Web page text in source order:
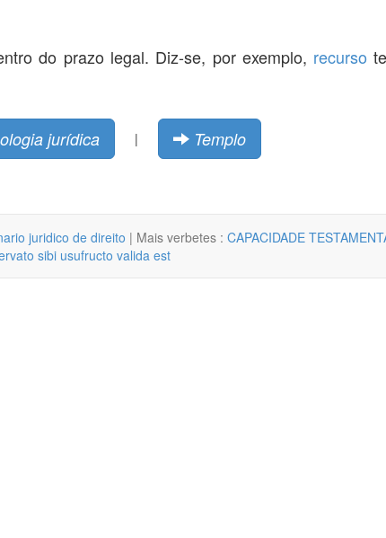
do prazo legal. Diz-se, por exemplo, recurso
jurídica | Templo
juridico de direito | Mais verbetes : CAPACIDADE
sibi usufructo valida est